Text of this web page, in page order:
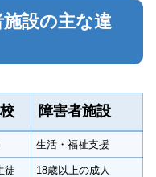
設の主な違
障害者施設
生活・福祉支援
徒 18歳以上の成人